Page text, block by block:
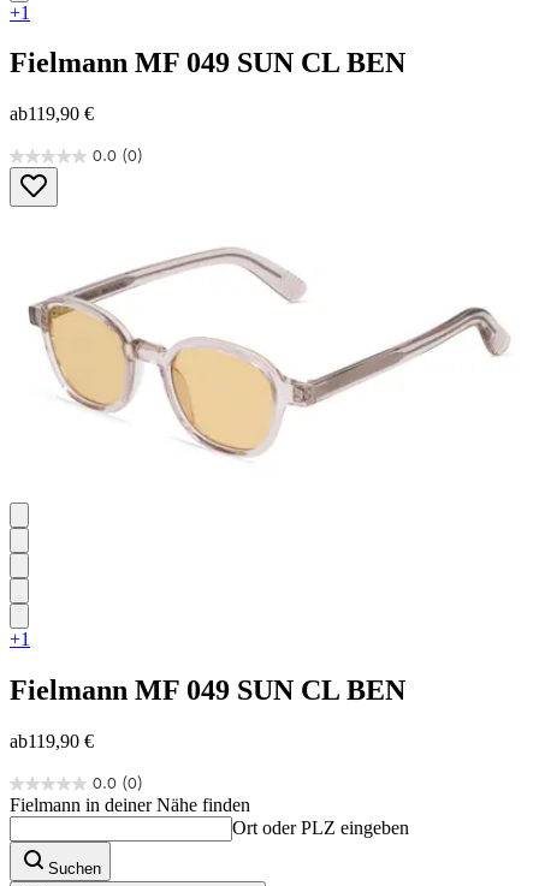
+1
Fielmann MF 049 SUN CL BEN
ab119,90 €
0.0 (0)
0.0
von
5
+1
Fielmann MF 049 SUN CL BEN
ab119,90 €
0.0 (0)
0.0
von
5
Sternen.
Fielmann in deiner Nähe finden
Ort oder PLZ eingeben
Suchen